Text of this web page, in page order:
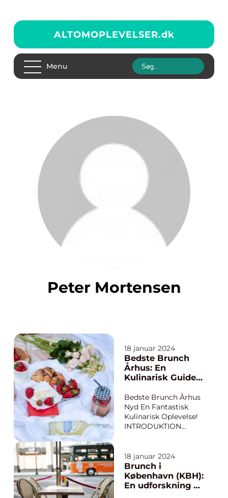
ALTOMOPLEVELSER.dk
Menu
Peter Mortensen
18 januar 2024
Bedste Brunch
Århus: En
Kulinarisk Guide
Eventyrrejsende
og Backpackere
Bedste Brunch Århus
Nyd En Fantastisk
Kulinarisk Oplevelse!
INTRODUKTION
kombinerer det
bedste fra
morgenmad og
frokost. På samme tid
18 januar 2024
Brunch i
København (KBH):
En udforskning af